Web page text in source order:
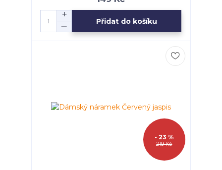
Přidat do košíku
219 Kč
- 23 %